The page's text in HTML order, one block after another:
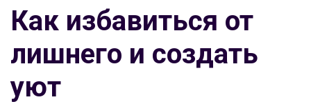
Как избавиться от
лишнего и создать
уют